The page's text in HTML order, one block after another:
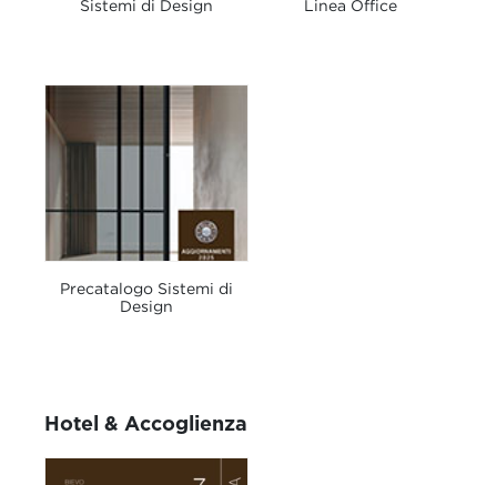
Sistemi di Design Linea Office
Precatalogo Sistemi di
Design
Hotel & Accoglienza